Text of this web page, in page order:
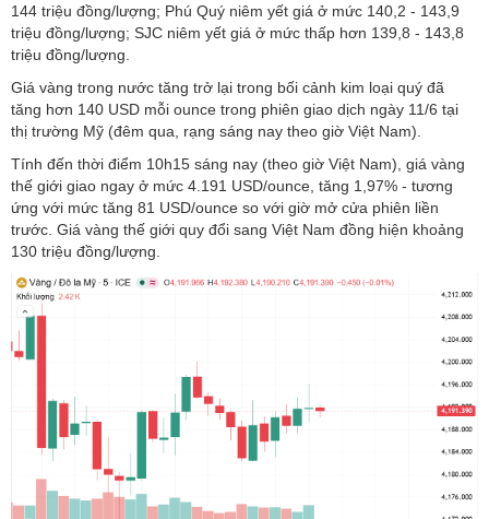
144 triệu đồng/lượng; Phú Quý niêm yết giá ở mức 140,2 - 143,9
triệu đồng/lượng; SJC niêm yết giá ở mức thấp hơn 139,8 - 143,8
triệu đồng/lượng.
Giá vàng trong nước tăng trở lại trong bối cảnh kim loại quý đã
tăng hơn 140 USD mỗi ounce trong phiên giao dịch ngày 11/6 tại
thị trường Mỹ (đêm qua, rạng sáng nay theo giờ Việt Nam).
Tính đến thời điểm 10h15 sáng nay (theo giờ Việt Nam), giá vàng
thế giới giao ngay ở mức 4.191 USD/ounce, tăng 1,97% - tương
ứng với mức tăng 81 USD/ounce so với giờ mở cửa phiên liền
trước. Giá vàng thế giới quy đổi sang Việt Nam đồng hiện khoảng
130 triệu đồng/lượng.